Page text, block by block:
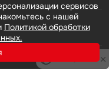
сервисов
с нашей
Политикой обработки